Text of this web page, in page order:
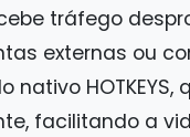
tráfego
externas ou
nativo
facilitando a